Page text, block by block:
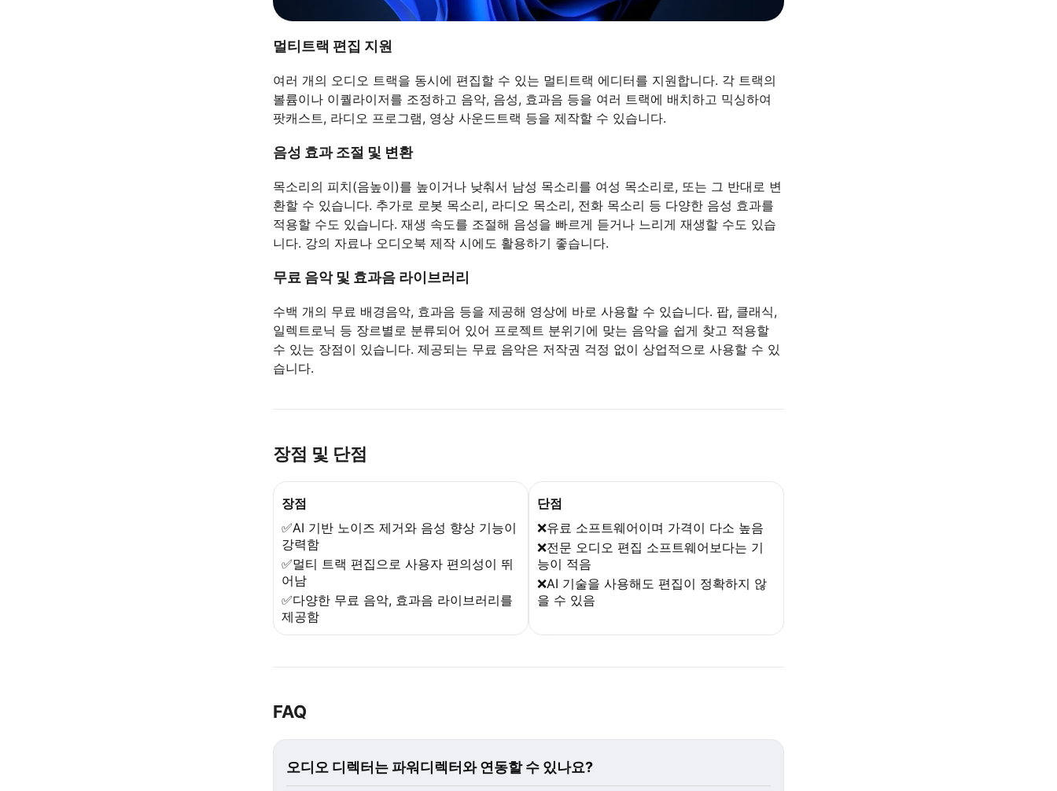
멀티트랙 편집 지원
여러 개의 오디오 트랙을 동시에 편집할 수 있는 멀티트랙 에디터를 지원합니다. 각 트랙의
볼륨이나 이퀄라이저를 조정하고 음악, 음성, 효과음 등을 여러 트랙에 배치하고 믹싱하여
팟캐스트, 라디오 프로그램, 영상 사운드트랙 등을 제작할 수 있습니다.
음성 효과 조절 및 변환
목소리의 피치(음높이)를 높이거나 낮춰서 남성 목소리를 여성 목소리로, 또는 그 반대로 변
환할 수 있습니다. 추가로 로봇 목소리, 라디오 목소리, 전화 목소리 등 다양한 음성 효과를
적용할 수도 있습니다. 재생 속도를 조절해 음성을 빠르게 듣거나 느리게 재생할 수도 있습
니다. 강의 자료나 오디오북 제작 시에도 활용하기 좋습니다.
무료 음악 및 효과음 라이브러리
수백 개의 무료 배경음악, 효과음 등을 제공해 영상에 바로 사용할 수 있습니다. 팝, 클래식,
일렉트로닉 등 장르별로 분류되어 있어 프로젝트 분위기에 맞는 음악을 쉽게 찾고 적용할
수 있는 장점이 있습니다. 제공되는 무료 음악은 저작권 걱정 없이 상업적으로 사용할 수 있
습니다.
장점 및 단점
장점
✅AI 기반 노이즈 제거와 음성 향상 기능이
강력함
✅멀티 트랙 편집으로 사용자 편의성이 뛰
어남
✅다양한 무료 음악, 효과음 라이브러리를
제공함
단점
❌유료 소프트웨어이며 가격이 다소 높음
❌전문 오디오 편집 소프트웨어보다는 기
능이 적음
❌AI 기술을 사용해도 편집이 정확하지 않
을 수 있음
FAQ
오디오 디렉터는 파워디렉터와 연동할 수 있나요?